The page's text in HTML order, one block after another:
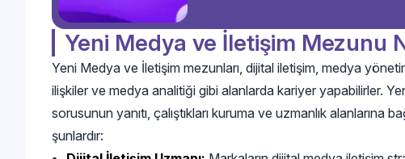
Yeni Medya ve İletişim Mezunu
Yeni Medya ve İletişim mezunları, dijital iletişim, medya
ilişkiler ve medya analitiği gibi alanlarda kariyer yapabilirler.
sorusunun yanıtı, çalıştıkları kuruma ve uzmanlık alanlarına
şunlardır: